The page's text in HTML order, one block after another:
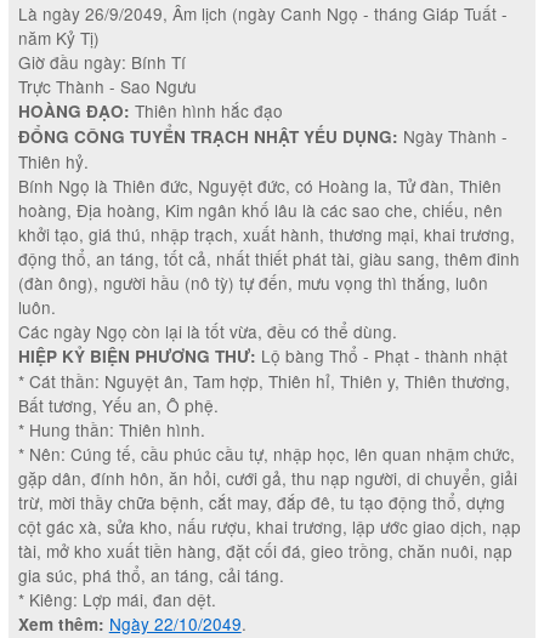
Là ngày 26/9/2049, Âm lịch (ngày Canh Ngọ - tháng Giáp Tuất -
năm Kỷ Tị)
Giờ đầu ngày: Bính Tí
Trực Thành - Sao Ngưu
HOÀNG ĐẠO: Thiên hình hắc đạo
ĐỔNG CÔNG TUYỂN TRẠCH NHẬT YẾU DỤNG: Ngày Thành -
Thiên hỷ.
Bính Ngọ là Thiên đức, Nguyệt đức, có Hoàng la, Tử đàn, Thiên
hoàng, Địa hoàng, Kim ngân khố lâu là các sao che, chiếu, nên
khởi tạo, giá thú, nhập trạch, xuất hành, thương mại, khai trương,
động thổ, an táng, tốt cả, nhất thiết phát tài, giàu sang, thêm đinh
(đàn ông), người hầu (nô tỳ) tự đến, mưu vọng thì thắng, luôn
luôn.
Các ngày Ngọ còn lại là tốt vừa, đều có thể dùng.
HIỆP KỶ BIỆN PHƯƠNG THƯ: Lộ bàng Thổ - Phạt - thành nhật
* Cát thần: Nguyệt ân, Tam hợp, Thiên hỉ, Thiên y, Thiên thương,
Bất tương, Yếu an, Ô phệ.
* Hung thần: Thiên hình.
* Nên: Cúng tế, cầu phúc cầu tự, nhập học, lên quan nhậm chức,
gặp dân, đính hôn, ăn hỏi, cưới gả, thu nạp người, di chuyển, giải
trừ, mời thầy chữa bệnh, cắt may, đắp đê, tu tạo động thổ, dựng
cột gác xà, sửa kho, nấu rượu, khai trương, lập ước giao dịch, nạp
tài, mở kho xuất tiền hàng, đặt cối đá, gieo trồng, chăn nuôi, nạp
gia súc, phá thổ, an táng, cải táng.
* Kiêng: Lợp mái, đan dệt.
Xem thêm: Ngày 22/10/2049.